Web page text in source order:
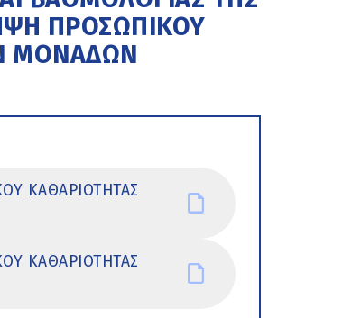
ΠΡΟΣΩΠΙΚΟΥ
ΜΟΝΑΔΩΝ
ΚΑΘΑΡΙΟΤΗΤΑΣ
ΚΑΘΑΡΙΟΤΗΤΑΣ